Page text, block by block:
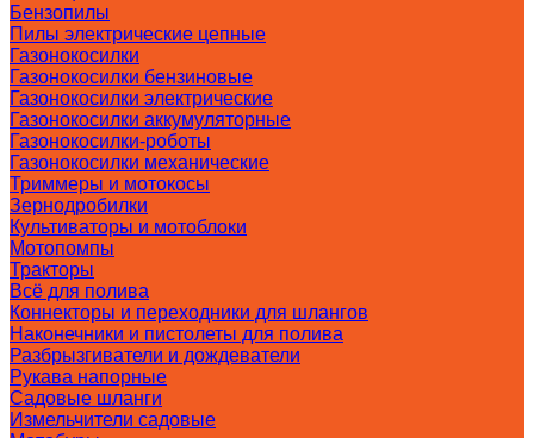
Бензопилы
Пилы электрические цепные
Газонокосилки
Газонокосилки бензиновые
Газонокосилки электрические
Газонокосилки аккумуляторные
Газонокосилки-роботы
Газонокосилки механические
Триммеры и мотокосы
Зернодробилки
Культиваторы и мотоблоки
Мотопомпы
Тракторы
Всё для полива
Коннекторы и переходники для шлангов
Наконечники и пистолеты для полива
Разбрызгиватели и дождеватели
Рукава напорные
Садовые шланги
Измельчители садовые